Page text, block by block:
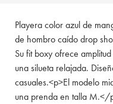
Playera color azul de
de hombro caído drop
Su fit boxy ofrece
una silueta relajada.
casuales.<p>El modelo
una prenda en talla M.</